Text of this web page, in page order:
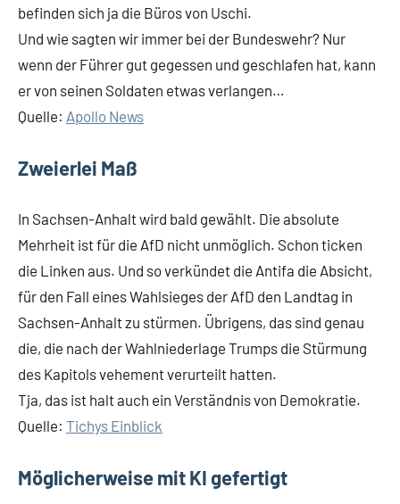
befinden sich ja die Büros von Uschi.
Und wie sagten wir immer bei der Bundeswehr? Nur
wenn der Führer gut gegessen und geschlafen hat, kann
er von seinen Soldaten etwas verlangen…
Quelle: Apollo News
Zweierlei Maß
In Sachsen-Anhalt wird bald gewählt. Die absolute
Mehrheit ist für die AfD nicht unmöglich. Schon ticken
die Linken aus. Und so verkündet die Antifa die Absicht,
für den Fall eines Wahlsieges der AfD den Landtag in
Sachsen-Anhalt zu stürmen. Übrigens, das sind genau
die, die nach der Wahlniederlage Trumps die Stürmung
des Kapitols vehement verurteilt hatten.
Tja, das ist halt auch ein Verständnis von Demokratie.
Quelle: Tichys Einblick
Möglicherweise mit KI gefertigt